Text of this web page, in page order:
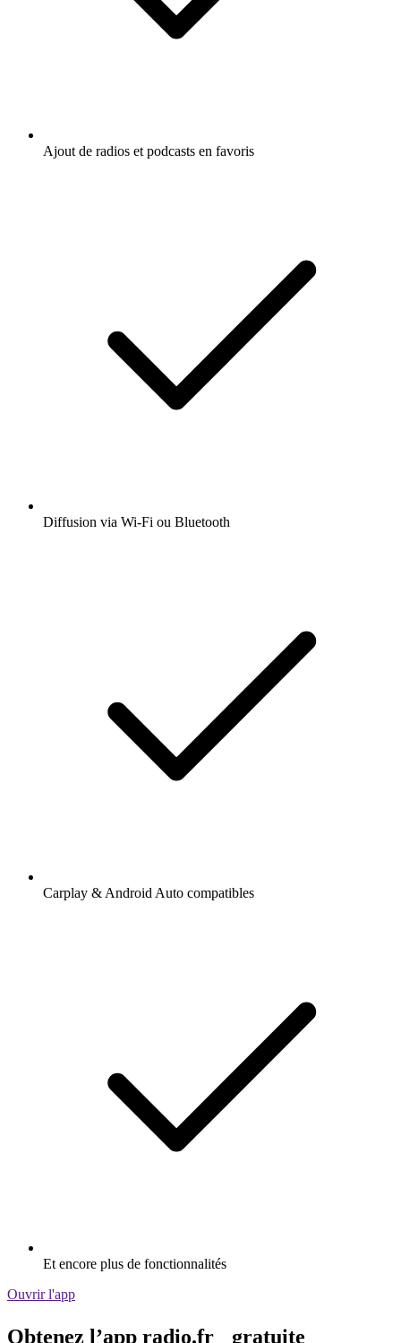
Ajout de radios et podcasts en favoris
Diffusion via Wi-Fi ou Bluetooth
Carplay & Android Auto compatibles
Et encore plus de fonctionnalités
Ouvrir l'app
Obtenez l’app radio.fr gratuite